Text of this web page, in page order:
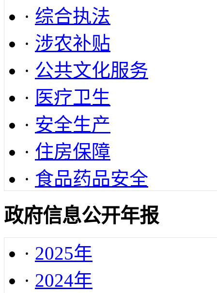
· 综合执法
· 涉农补贴
· 公共文化服务
· 医疗卫生
· 安全生产
· 住房保障
· 食品药品安全
政府信息公开年报
· 2025年
· 2024年